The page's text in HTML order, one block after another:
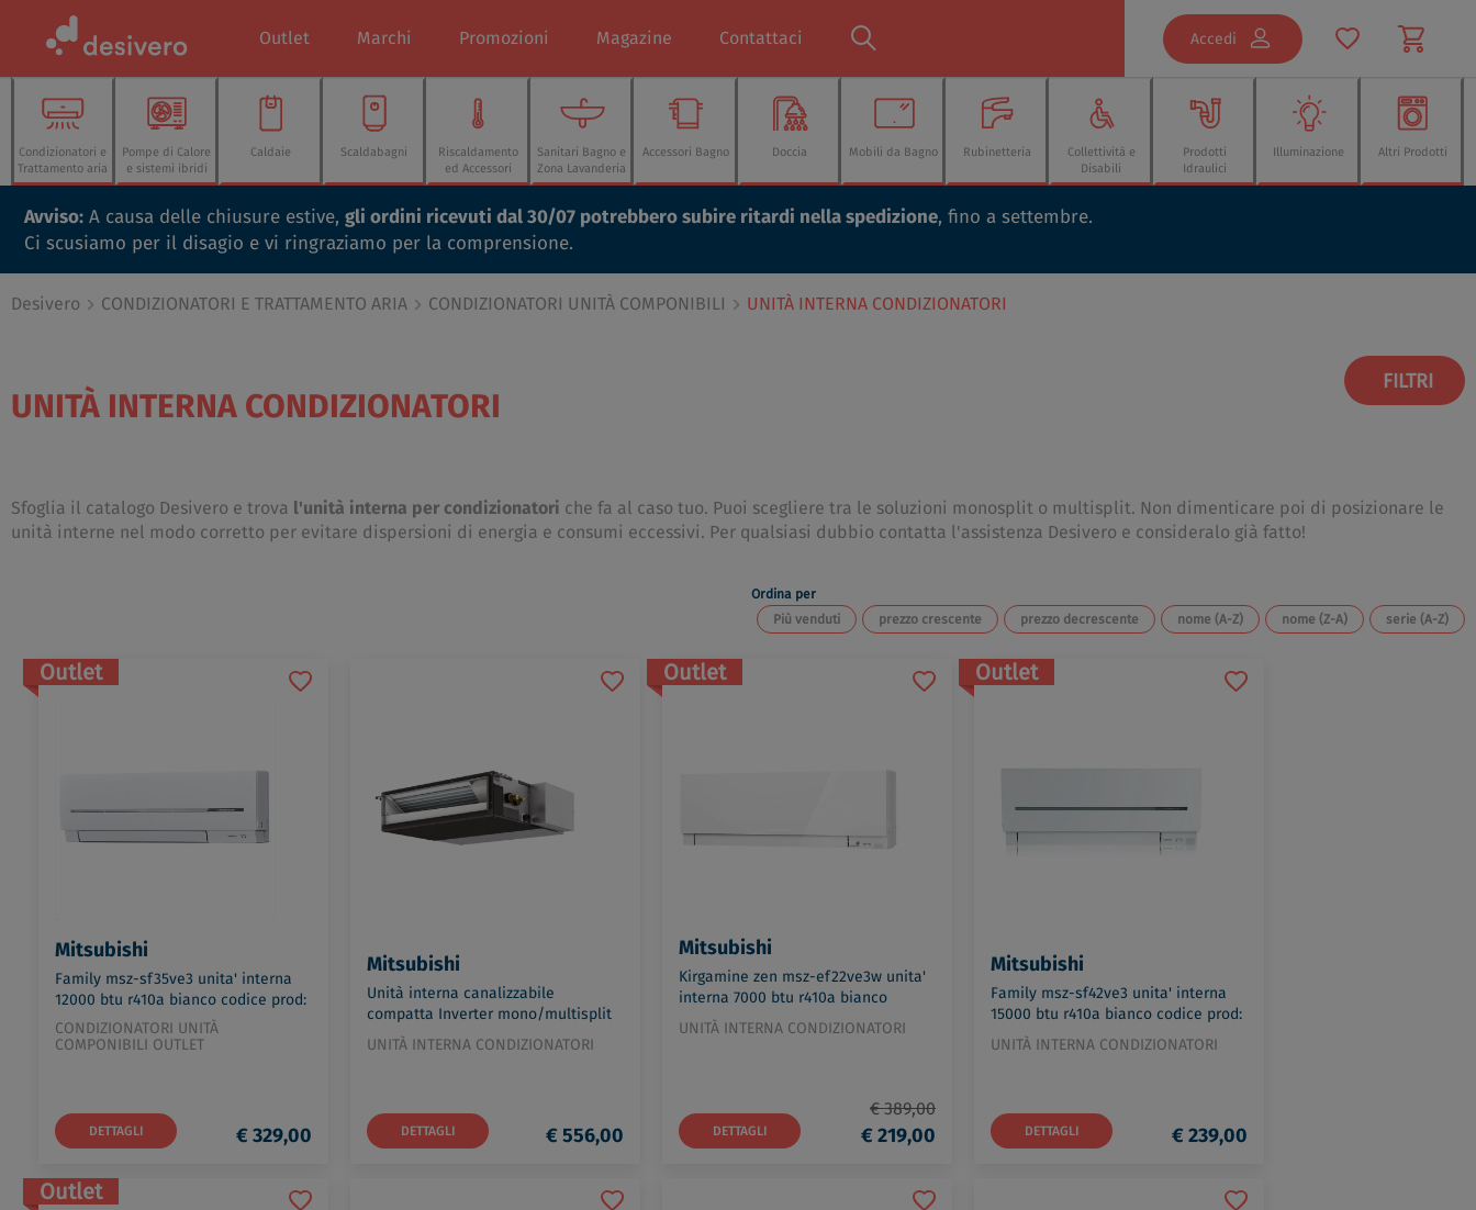
Outlet Marchi Promozioni Magazine Contattaci Accedi
Condizionatori e
Trattamento aria
Pompe di Calore
e sistemi ibridi
Caldaie Scaldabagni
Riscaldamento
ed Accessori
Sanitari Bagno e
Zona Lavanderia
Accessori Bagno Doccia Mobili da Bagno Rubinetteria
Collettività e
Disabili
Prodotti
Idraulici
Illuminazione Altri Prodotti
Avviso: A causa delle chiusure estive, gli ordini ricevuti dal 30/07 potrebbero subire ritardi nella spedizione, fino a settembre.
Ci scusiamo per il disagio e vi ringraziamo per la comprensione.
Desivero CONDIZIONATORI E TRATTAMENTO ARIA CONDIZIONATORI UNITÀ COMPONIBILI UNITÀ INTERNA CONDIZIONATORI
UNITÀ INTERNA CONDIZIONATORI
FILTRI
Sfoglia il catalogo Desivero e trova l'unità interna per condizionatori che fa al caso tuo. Puoi scegliere tra le soluzioni monosplit o multisplit. Non dimenticare poi di posizionare le
unità interne nel modo corretto per evitare dispersioni di energia e consumi eccessivi. Per qualsiasi dubbio contatta l'assistenza Desivero e consideralo già fatto!
Ordina per
Più venduti
prezzo crescente prezzo decrescente nome (A-Z) nome (Z-A) serie (A-Z)
Outlet
Mitsubishi
Family msz-sf35ve3 unita' interna
12000 btu r410a bianco codice prod:
MSZ-SF35VE3
CONDIZIONATORI UNITÀ
COMPONIBILI OUTLET
DETTAGLI € 329,00
Mitsubishi
Unità interna canalizzabile
compatta Inverter mono/multisplit
9000 btu codice prod: SEZ-M25DA2
UNITÀ INTERNA CONDIZIONATORI
DETTAGLI € 556,00
Outlet
Mitsubishi
Kirgamine zen msz-ef22ve3w unita'
interna 7000 btu r410a bianco
codice prod: MSZ-EF22VE3W
UNITÀ INTERNA CONDIZIONATORI
DETTAGLI
€ 389,00
€ 219,00
Outlet
Mitsubishi
Family msz-sf42ve3 unita' interna
15000 btu r410a bianco codice prod:
MSZ-SF42VE3
UNITÀ INTERNA CONDIZIONATORI
DETTAGLI € 239,00
Outlet